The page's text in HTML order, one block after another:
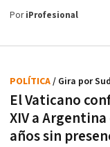
PoriProfesional
El Vaticano
XIV a
años sin
POLÍTICA/ Gira por